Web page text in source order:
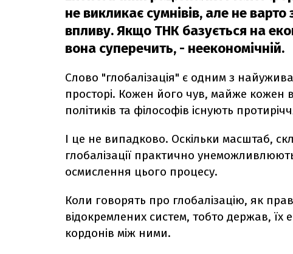
не викликає сумнівів, але не
впливу. Якщо ТНК базується на
вона суперечить, - неекономічній.
Слово "глобалізація" є одним з
просторі. Кожен його чув, майже кожен
політиків та філософів існують
І це не випадково. Оскільки масштаб,
глобалізації практично
осмислення цього процесу.
Коли говорять про глобалізацію, як
відокремлених систем, тобто держав, їх
кордонів між ними.